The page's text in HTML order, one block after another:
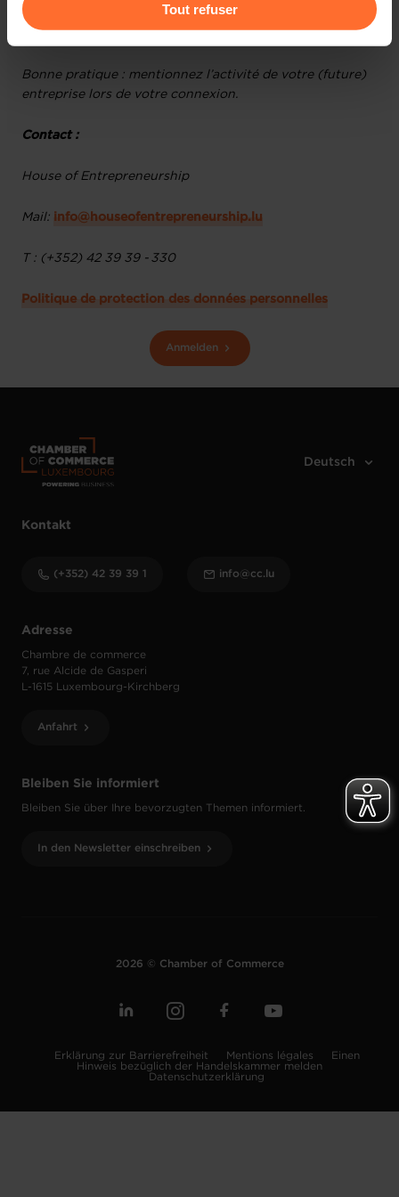
nous utilisons lescookies et sommes amenés à traiter
vos données personnelles, vous pouvez consulter notre
protection des données personnelles
Tout refuser
Animation : Loic Guelfi et Daniel Milano, Business
Consultants à la House of Entrepreneurship.
Bonne pratique : mentionnez l’activité de votre (future)
entreprise lors de votre connexion.
Contact :
House of Entrepreneurship
Mail: info@houseofentrepreneurship.lu
T : (+352) 42 39 39 - 330
Politique de protection des données personnelles
Anmelden
Bleiben Sie informiert
Bleiben Sie über Ihre bevorzugten Themen informiert.
In den Newsletter einschreiben
Adresse
Chambre de commerce
7, rue Alcide de Gasperi
L-1615 Luxembourg-Kirchberg
Anfahrt
Kontakt
(+352) 42 39 39 1 info@cc.lu
2026 © Chamber of Commerce
Erklärung zur Barrierefreiheit Mentions légales
Einen
Hinweis bezüglich der Handelskammer melden
Datenschutzerklärung